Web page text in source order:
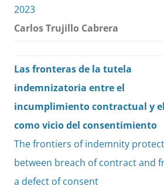
2023
Carlos Trujillo Cabrera
Las fronteras de la tutela
indemnizatoria entre el
incumplimiento contractual y
como vicio del consentimiento
The frontiers of indemnity
between breach of contract and
a defect of consent